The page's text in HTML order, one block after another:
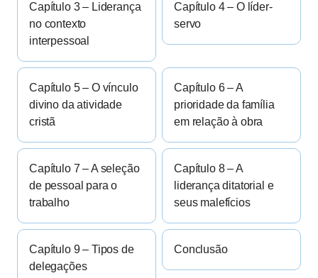
Capítulo 3 – Liderança
no contexto
interpessoal
Capítulo 4 – O líder-
servo
Capítulo 5 – O vínculo
divino da atividade
cristã
Capítulo 6 – A
prioridade da família
em relação à obra
Capítulo 7 – A seleção
de pessoal para o
trabalho
Capítulo 8 – A
liderança ditatorial e
seus malefícios
Capítulo 9 – Tipos de
delegações
Conclusão